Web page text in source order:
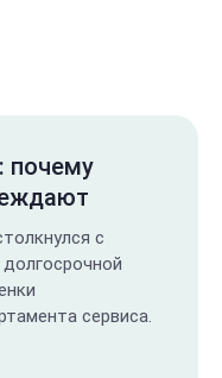
почему
с
сервиса.